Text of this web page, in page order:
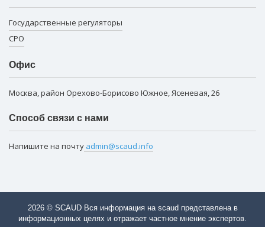
Государственные регуляторы
СРО
Офис
Москва, район Орехово-Борисово Южное, Ясеневая, 26
Способ связи с нами
Напишите на почту admin@scaud.info
2026 © SCAUD Вся информация на scaud представлена в
информационных целях и отражает частное мнение экспертов.